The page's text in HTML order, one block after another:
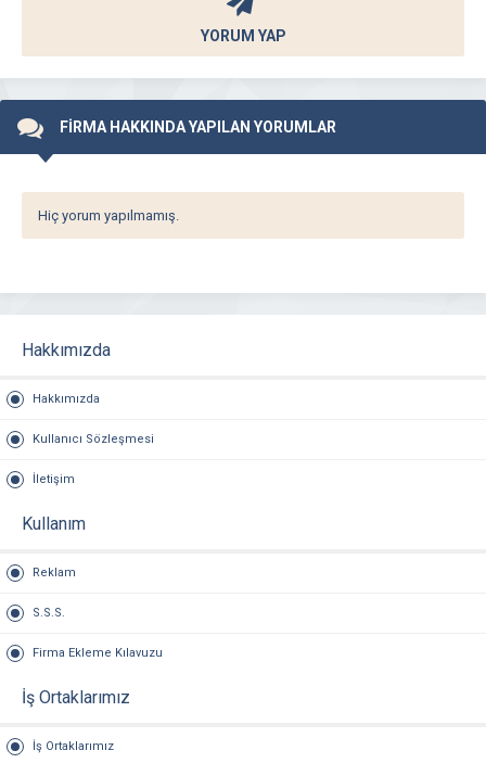
YORUM YAP
FİRMA HAKKINDA YAPILAN YORUMLAR
Hiç yorum yapılmamış.
Hakkımızda
Hakkımızda
Kullanıcı Sözleşmesi
İletişim
Kullanım
Reklam
S.S.S.
Firma Ekleme Kılavuzu
İş Ortaklarımız
İş Ortaklarımız